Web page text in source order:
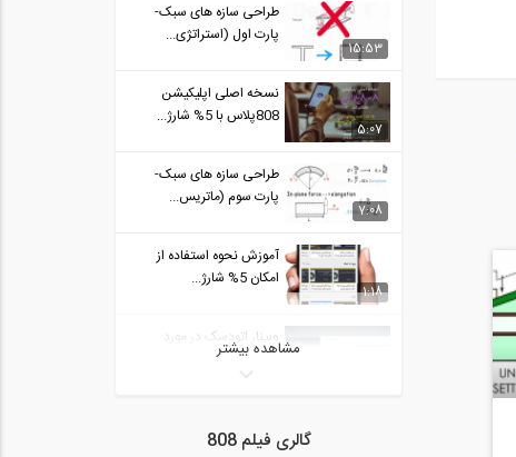
15:53
طراحی سازه های سبک-
پارت اول (استراتژی...
5:07
نسخه اصلی اپلیکیشن
808پلاس با 5% شارژ...
7:08
طراحی سازه های سبک-
پارت سوم (ماتریس...
1:18
آموزش نحوه استفاده از
امکان 5% شارژ...
وبینار اتودسک در مورد
هوش مصنوعی در...
در نرم افزار...
مشاهده بیشتر
گالری فیلم 808